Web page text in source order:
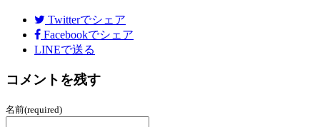
Twitterでシェア
Facebookでシェア
LINEで送る
コメントを残す
名前(required)